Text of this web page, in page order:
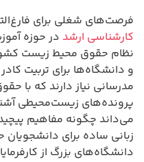
فرصت‌های شغلی برای
کارشناسی ارشد در حوزه
نظام حقوق محیط زیست
و دانشگاه‌ها برای تربیت
مدرسانی نیاز دارند که با
پرونده‌های زیست‌محیطی
می‌داند چگونه مفاهیم
زبانی ساده برای
دانشگاه‌های بزرگ از